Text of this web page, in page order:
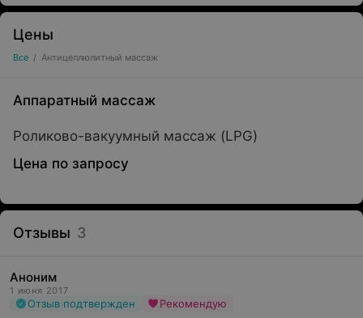
Цены
Все / Антицеллюлитный массаж
Аппаратный массаж
Роликово-вакуумный массаж (LPG)
Цена по запросу
Отзывы 3
Аноним
1 июня 2017
Отзыв подтвержден Рекомендую